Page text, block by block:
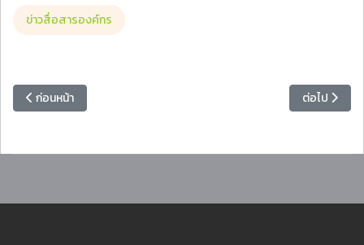
ข่าวสื่อสารองค์กร
เนื้อหาก่อนหน้า: สถาบันวิจัยและพัฒนา ขอเรียนเชิญ เกษตรอำเภอ เกษต
ก่อนหน้า เนื้อหาถัดไป
ต่อไป